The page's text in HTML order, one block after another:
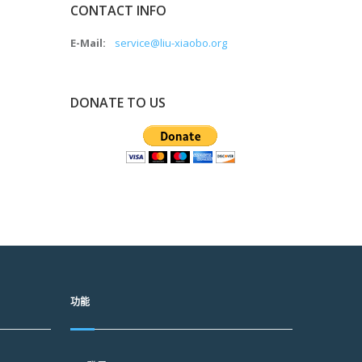
CONTACT INFO
E-Mail: service@liu-xiaobo.org
DONATE TO US
功能